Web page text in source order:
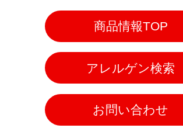
商品情報TOP
アレルゲン検索
お問い合わせ